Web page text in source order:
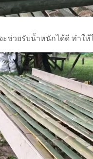
ช่วยรับน้ำหนักได้ดี ทำให้